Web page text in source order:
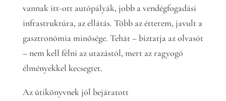
vannak itt-ott autópályák, jobb a vendégfogadási
infrastruktúra, az ellátás. Több az étterem, javult a
gasztronómia minősége. Tehát – biztatja az olvasót
– nem kell félni az utazástól, mert az ragyogó
élményekkel kecsegtet.
Az útikönyvnek jól bejáratott